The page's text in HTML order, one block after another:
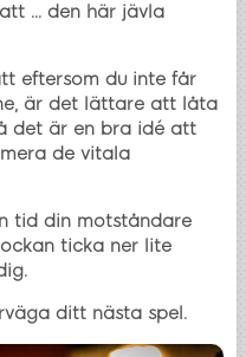
... den här jävla
eftersom du inte får
är det lättare att låta
det är en bra idé att
de vitala
tid din motståndare
ticka ner lite
ditt nästa spel.